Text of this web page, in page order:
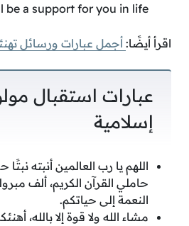
be a support for you in life.
اقرأ أيضًا: أجمل عبارات ورسائل
عبارات استقبال
إسلامية
اللهم يا رب العالمين أنبته
حاملي القرآن الكريم، ألف
النعمة إلى حياتكم.
مشاء الله ولا قوة إلا بالله،